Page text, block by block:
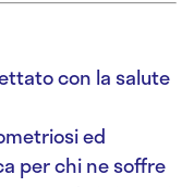
con la salute
ed
per chi ne soffre